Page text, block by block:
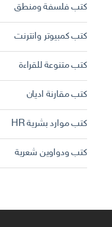
كتب فلسفة ومنطق
كتب كمبيوتر وانترنت
كتب متنوعة للقراءة
كتب مقارنة اديان
كتب موارد بشرية HR
كتب ودواوين شعرية